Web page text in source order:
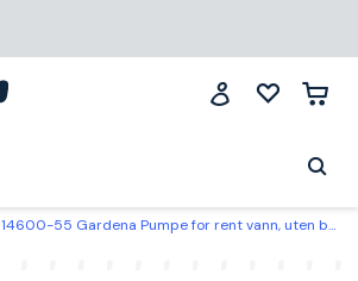
14600-55 Gardena Pumpe for rent vann, uten batteri